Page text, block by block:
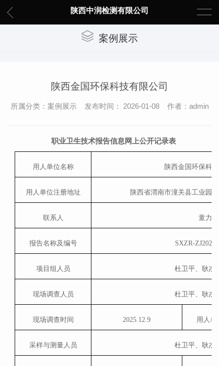
陕西中润检测有限公司
案例展示
陕西金国环保科技有限公司
所属分类：案例展示 发布时间： 2026-01-08 作者：admin
职业卫生技术报告信息网上公开记录表
用人单位名称 陕西金国环保科
用人单位注册地址 陕西省渭南市潼关县工业园
联系人 童力
报告名称及编号 SXZR-ZJ2025-
项目组人员 杜卫平、耿杰
现场调查人员 杜卫平、耿杰
现场调查时间 2025. 12.9 用人
采样与测量人员 杜卫平、耿杰